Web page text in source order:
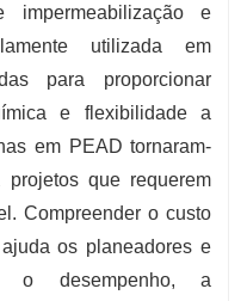
amigas do
os preços das
impedindo o
: Os revestimentos
produtos químicos
proteção e as
e
utilizada em
para proporcionar
e flexibilidade a
em PEAD tornaram-
que requerem
Compreender o custo
os planeadores e
o desempenho, a